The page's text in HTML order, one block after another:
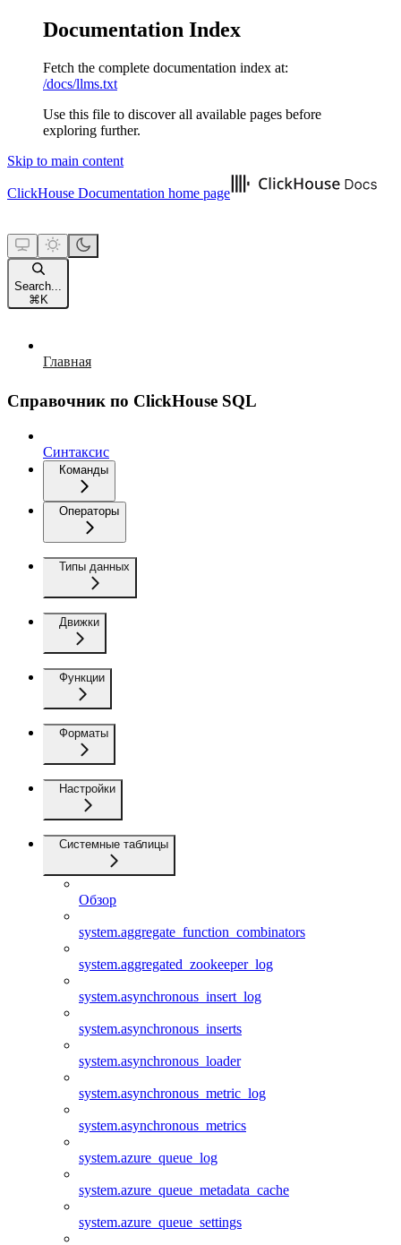
Documentation Index
Fetch the complete documentation index at:
/docs/llms.txt
Use this file to discover all available pages before
exploring further.
Skip to main content
ClickHouse Documentation home page
Search...
⌘ K
Главная
Справочник по ClickHouse SQL
Синтаксис
Команды
Операторы
Типы данных
Движки
Функции
Форматы
Настройки
Системные таблицы
Обзор
system.aggregate_function_combinators
system.aggregated_zookeeper_log
system.asynchronous_insert_log
system.asynchronous_inserts
system.asynchronous_loader
system.asynchronous_metric_log
system.asynchronous_metrics
system.azure_queue_log
system.azure_queue_metadata_cache
system.azure_queue_settings